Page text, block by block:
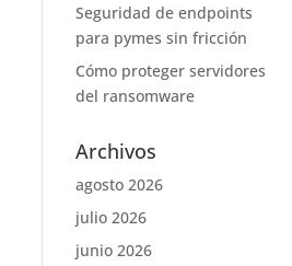
Seguridad de endpoints
para pymes sin fricción
Cómo proteger servidores
del ransomware
Archivos
agosto 2026
julio 2026
junio 2026